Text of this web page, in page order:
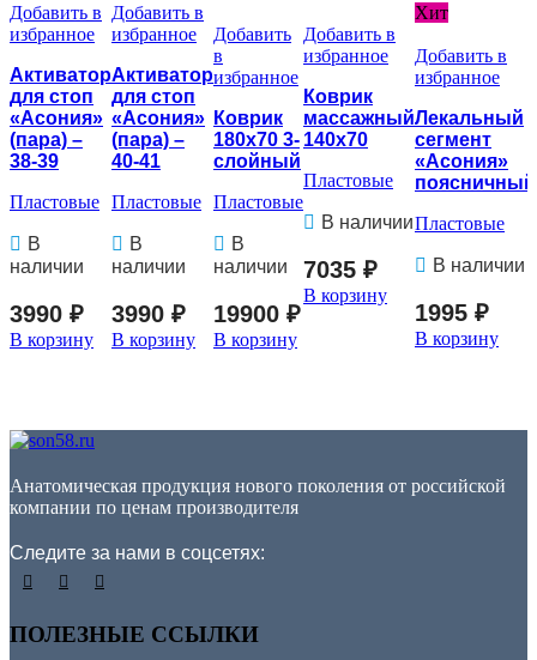
Добавить в
избранное
Активатор
для стоп
«Асония»
(пара) –
38-39
Пластовые
В
наличии
3990 ₽
В корзину
Добавить в
избранное
Активатор
для стоп
«Асония»
(пара) –
40-41
Пластовые
В
наличии
3990 ₽
В корзину
Добавить
в
избранное
Коврик
180х70 3-
слойный
Пластовые
В
наличии
19900 ₽
В корзину
Добавить в
избранное
Коврик
массажный
140х70
Пластовые
В наличии
7035 ₽
В корзину
Хит
Добавить в
избранное
Лекальный
сегмент
«Асония»
поясничный
Пластовые
В наличии
1995 ₽
В корзину
Анатомическая продукция нового поколения от российской
компании по ценам производителя
Следите за нами в соцсетях:
ПОЛЕЗНЫЕ ССЫЛКИ